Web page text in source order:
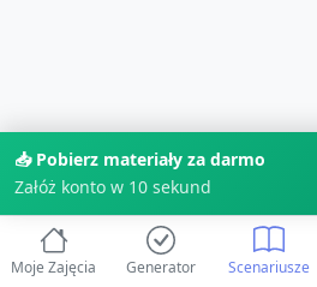
📥 Pobierz materiały za darmo
Załóż konto w 10 sekund
Moje Zajęcia Generator Scenariusze